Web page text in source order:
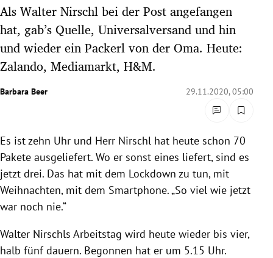
Untermenü
Untermenü
Untermenü
Als Walter Nirschl bei der Post angefangen
hat, gab’s Quelle, Universalversand und hin
und wieder ein Packerl von der Oma. Heute:
Zalando, Mediamarkt, H&M.
Barbara Beer 29.11.2020, 05:00
Es ist zehn Uhr und Herr Nirschl hat heute schon 70
Pakete ausgeliefert. Wo er sonst eines liefert, sind es
jetzt drei. Das hat mit dem Lockdown zu tun, mit
Weihnachten, mit dem Smartphone. „So viel wie jetzt
war noch nie.“
Walter Nirschls Arbeitstag wird heute wieder bis vier,
halb fünf dauern. Begonnen hat er um 5.15 Uhr.